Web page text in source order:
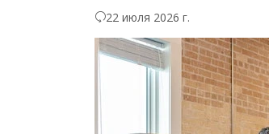
22 июля 2026 г.